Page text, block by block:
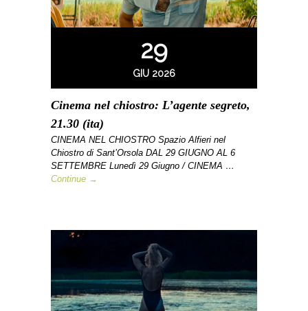
29
GIU 2026
Cinema nel chiostro: L’agente segreto,
21.30 (ita)
CINEMA NEL CHIOSTRO Spazio Alfieri nel
Chiostro di Sant’Orsola DAL 29 GIUGNO AL 6
SETTEMBRE Lunedì 29 Giugno / CINEMA …
Continue →